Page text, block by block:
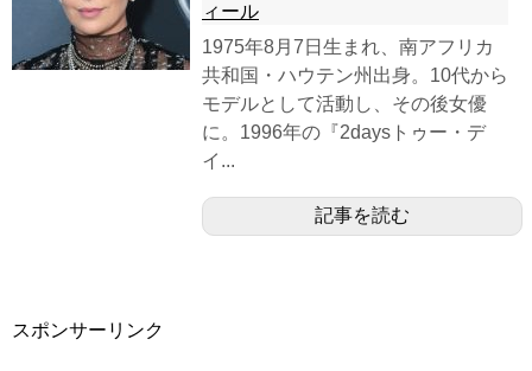
ィール
1975年8月7日生まれ、南アフリカ
共和国・ハウテン州出身。10代から
モデルとして活動し、その後女優
に。1996年の『2daysトゥー・デ
イ...
記事を読む
スポンサーリンク